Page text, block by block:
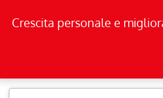
Crescita personale e